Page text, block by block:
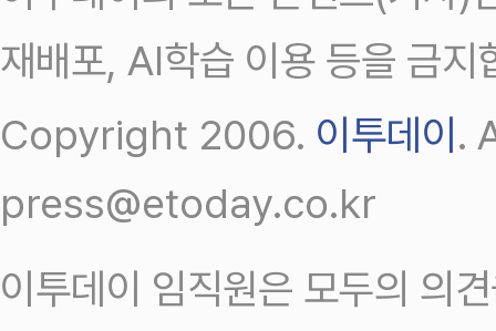
재배포, AI학습 이용 등을 금지
Copyright 2006. 이투데이.
press@etoday.co.kr
이투데이 임직원은 모두의 의